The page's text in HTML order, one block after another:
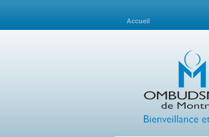
Accueil